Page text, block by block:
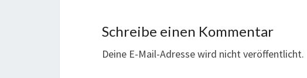
Schreibe einen Kommentar
Deine E-Mail-Adresse wird nicht veröffentlicht.